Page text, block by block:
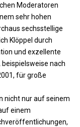
Moderatoren
sehr hohen
sechsstellige
Klöppel durch
und exzellente
nach
für große
nicht nur auf seinem
einem